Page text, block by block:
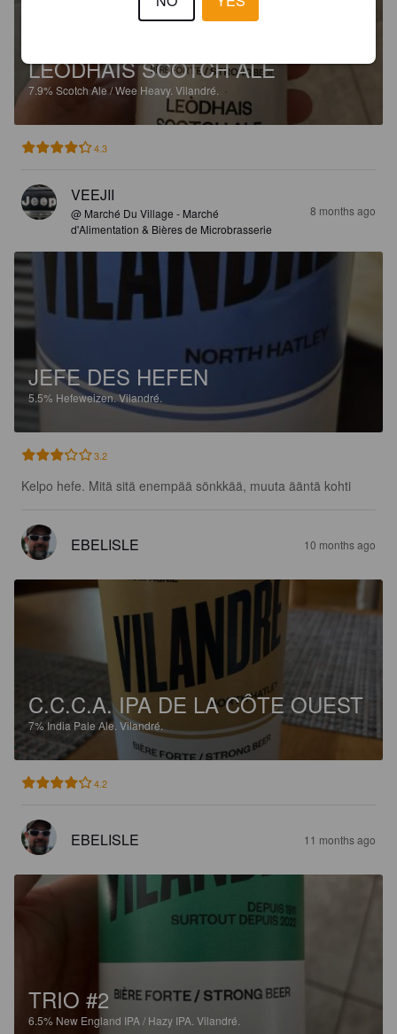
LEÒDHAIS SCOTCH ALE
7.9%Scotch Ale / Wee Heavy. Vilandré.
4.3
VEEJII
@ Marché Du Village - Marché
d'Alimentation & Bières de Microbrasserie
8 months ago
JEFE DES HEFEN
5.5% Hefeweizen.Vilandré.
3.2
Kelpo hefe. Mitä sitä enempää sönkkää, muuta ääntä kohti
EBELISLE 10 months ago
C.C.C.A. IPA DE LA CÔTE OUEST
7% India Pale Ale. Vilandré.
4.2
EBELISLE 11 months ago
TRIO #2
6.5% New England IPA / Hazy IPA. Vilandré.